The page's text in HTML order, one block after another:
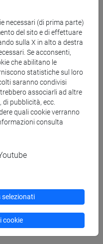
XLS
orari nel tuo Google
generaics?
necessari (di prima parte)
del sito e di effettuare
sulla X in alto a destra
Se acconsenti,
che abilitano le
statistiche sul loro
saranno condivisi
associarli ad altre
pubblicità, ecc.
quali cookie verranno
consulta
selezionati
cookie